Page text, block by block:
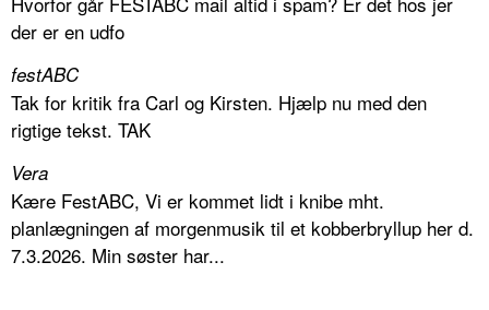
der er en udfo
festABC
Tak for kritik fra Carl og Kirsten. Hjælp nu med den
rigtige tekst. TAK
Vera
Kære FestABC, Vi er kommet lidt i knibe mht.
planlægningen af morgenmusik til et kobberbryllup her d.
7.3.2026. Min søster har...